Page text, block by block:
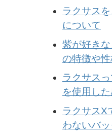
ラクサス
について
紫が好き
の特徴や性
ラクサス
を使用した
ラクサスX
わないバッ